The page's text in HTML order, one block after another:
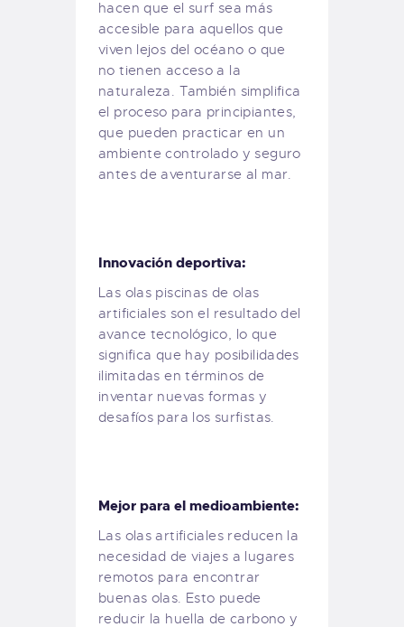
hacen que el surf sea más
accesible para aquellos que
viven lejos del océano o que
no tienen acceso a la
naturaleza. También simplifica
el proceso para principiantes,
que pueden practicar en un
ambiente controlado y seguro
antes de aventurarse al mar.
Innovación deportiva:
Las olas piscinas de olas
artificiales son el resultado del
avance tecnológico, lo que
significa que hay posibilidades
ilimitadas en términos de
inventar nuevas formas y
desafíos para los surfistas.
Mejor para el medioambiente:
Las olas artificiales reducen la
necesidad de viajes a lugares
remotos para encontrar
buenas olas. Esto puede
reducir la huella de carbono y